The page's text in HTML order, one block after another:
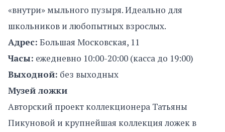
«внутри» мыльного пузыря. Идеально для
школьников и любопытных взрослых.
Адрес: Большая Московская, 11
Часы: ежедневно 10:00-20:00 (касса до 19:00)
Выходной: без выходных
Музей ложки
Авторский проект коллекционера Татьяны
Пикуновой и крупнейшая коллекция ложек в